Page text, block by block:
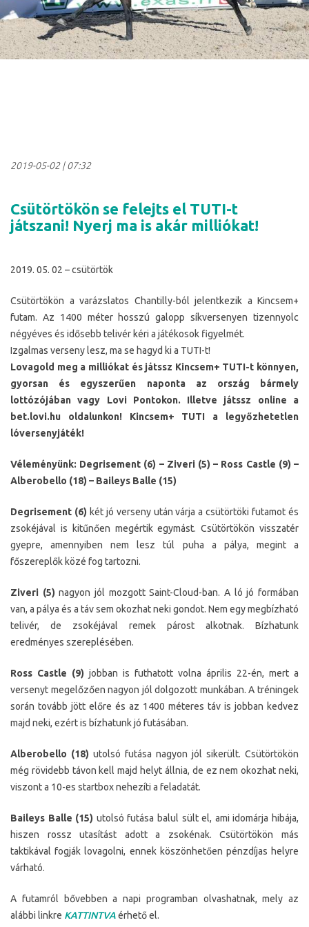
2019-05-02|07:32
Csütörtökön se felejts el TUTI-t
játszani! Nyerj ma is akár milliókat!
2019. 05. 02 – csütörtök
Csütörtökön a varázslatos Chantilly-ból jelentkezik a Kincsem+
futam. Az 1400 méter hosszú galopp síkversenyen tizennyolc
négyéves és idősebb telivér kéri a játékosok figyelmét.
Izgalmas verseny lesz, ma se hagyd ki a TUTI-t!
Lovagold meg a milliókat és játssz Kincsem+ TUTI-t könnyen,
gyorsan és egyszerűen naponta az ország bármely
lottózójában vagy Lovi Pontokon. Illetve játssz online a
bet.lovi.hu oldalunkon! Kincsem+ TUTI a legyőzhetetlen
lóversenyjáték!
Véleményünk: Degrisement (6) – Ziveri (5) – Ross Castle (9) –
Alberobello (18) – Baileys Balle (15)
Degrisement (6) két jó verseny után várja a csütörtöki futamot és
zsokéjával is kitűnően megértik egymást. Csütörtökön visszatér
gyepre, amennyiben nem lesz túl puha a pálya, megint a
főszereplők közé fog tartozni.
Ziveri (5) nagyon jól mozgott Saint-Cloud-ban. A ló jó formában
van, a pálya és a táv sem okozhat neki gondot. Nem egy megbízható
telivér, de zsokéjával remek párost alkotnak. Bízhatunk
eredményes szereplésében.
Ross Castle (9) jobban is futhatott volna április 22-én, mert a
versenyt megelőzően nagyon jól dolgozott munkában. A tréningek
során tovább jött előre és az 1400 méteres táv is jobban kedvez
majd neki, ezért is bízhatunk jó futásában.
Alberobello (18) utolsó futása nagyon jól sikerült. Csütörtökön
még rövidebb távon kell majd helyt állnia, de ez nem okozhat neki,
viszont a 10-es startbox nehezíti a feladatát.
Baileys Balle (15) utolsó futása balul sült el, ami idomárja hibája,
hiszen rossz utasítást adott a zsokénak. Csütörtökön más
taktikával fogják lovagolni, ennek köszönhetően pénzdíjas helyre
várható.
A futamról bővebben a napi programban olvashatnak, mely az
alábbi linkre KATTINTVAérhető el.